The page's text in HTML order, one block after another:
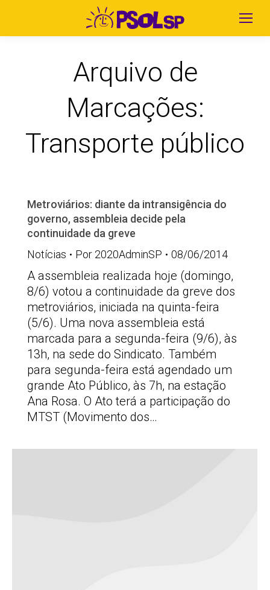
Arquivo de
Marcações:
Transporte público
Metroviários: diante da intransigência do
governo, assembleia decide pela
continuidade da greve
Notícias
Por 2020AdminSP 08/06/2014
A assembleia realizada hoje (domingo,
8/6) votou a continuidade da greve dos
metroviários, iniciada na quinta-feira
(5/6). Uma nova assembleia está
marcada para a segunda-feira (9/6), às
13h, na sede do Sindicato. Também
para segunda-feira está agendado um
grande Ato Público, às 7h, na estação
Ana Rosa. O Ato terá a participação do
MTST (Movimento dos…